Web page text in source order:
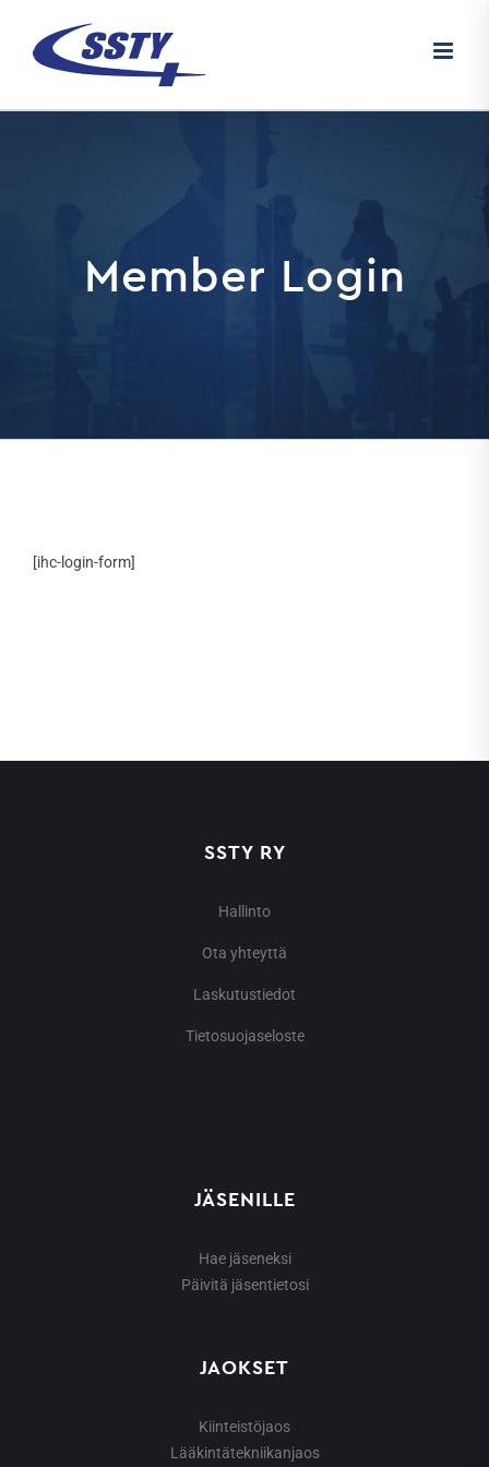
content
Member Login
[ihc-login-form]
SSTY RY
Hallinto
Ota yhteyttä
Laskutustiedot
Tietosuojaseloste
JÄSENILLE
Hae jäseneksi
Päivitä jäsentietosi
JAOKSET
Kiinteistöjaos
Lääkintätekniikanjaos